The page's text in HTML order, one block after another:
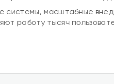
системы, масштабные
работу тысяч